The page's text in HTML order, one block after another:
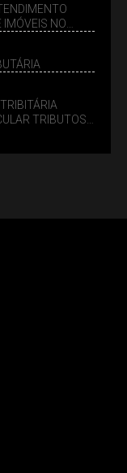
IMÓVEIS NO
TRIBUTOS